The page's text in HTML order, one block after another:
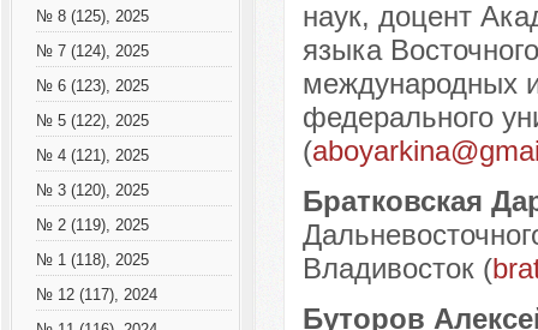
№ 8 (125), 2025
№ 7 (124), 2025
№ 6 (123), 2025
№ 5 (122), 2025
№ 4 (121), 2025
№ 3 (120), 2025
№ 2 (119), 2025
№ 1 (118), 2025
№ 12 (117), 2024
наук, доцент
языка
международных
федерального
(
Братковская
Владивосток (
Буторов